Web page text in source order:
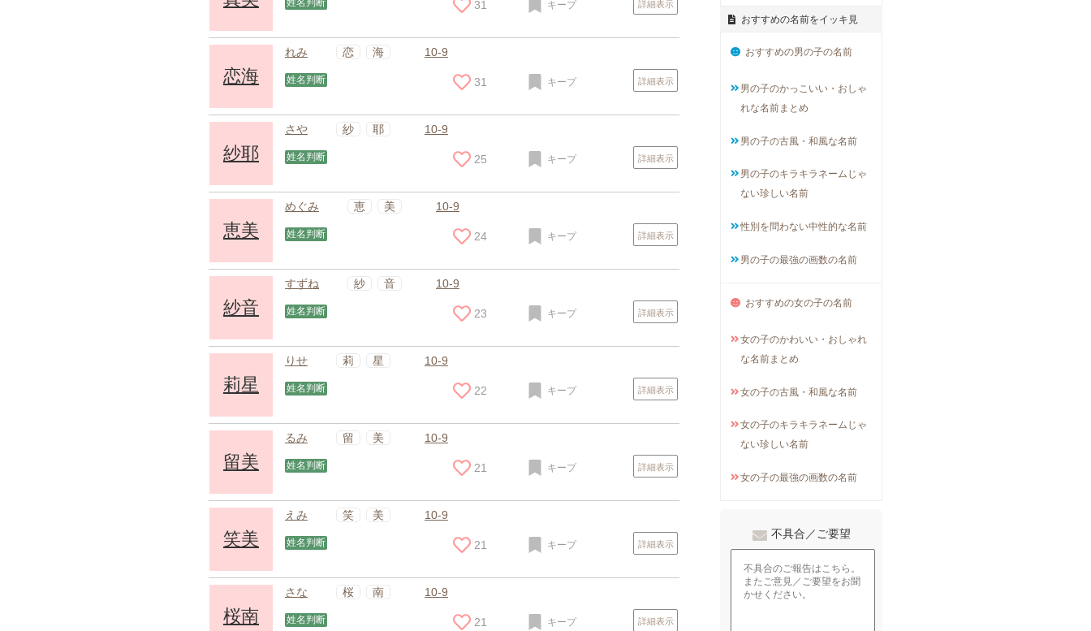
姓名判断 31 キープ 詳細表示
恋海
れみ 恋 海 10-9
姓名判断 31 キープ 詳細表示
紗耶
さや 紗 耶 10-9
姓名判断 25 キープ 詳細表示
恵美
めぐみ 恵 美 10-9
姓名判断 24 キープ 詳細表示
紗音
すずね 紗 音 10-9
姓名判断 23 キープ 詳細表示
莉星
りせ 莉 星 10-9
姓名判断 22 キープ 詳細表示
留美
るみ 留 美 10-9
姓名判断 21 キープ 詳細表示
笑美
えみ 笑 美 10-9
姓名判断 21 キープ 詳細表示
桜南
さな 桜 南 10-9
姓名判断 21 キープ 詳細表示
おすすめの名前をイッキ見
おすすめの男の子の名前
男の子のかっこいい・おしゃ
れな名前まとめ
男の子の古風・和風な名前
男の子のキラキラネームじゃ
ない珍しい名前
性別を問わない中性的な名前
男の子の最強の画数の名前
おすすめの女の子の名前
女の子のかわいい・おしゃれ
な名前まとめ
女の子の古風・和風な名前
女の子のキラキラネームじゃ
ない珍しい名前
女の子の最強の画数の名前
不具合／ご要望